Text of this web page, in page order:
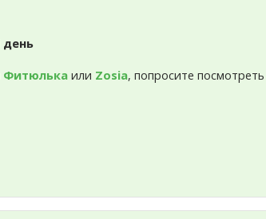
день
Фитюлька или Zosia, попросите